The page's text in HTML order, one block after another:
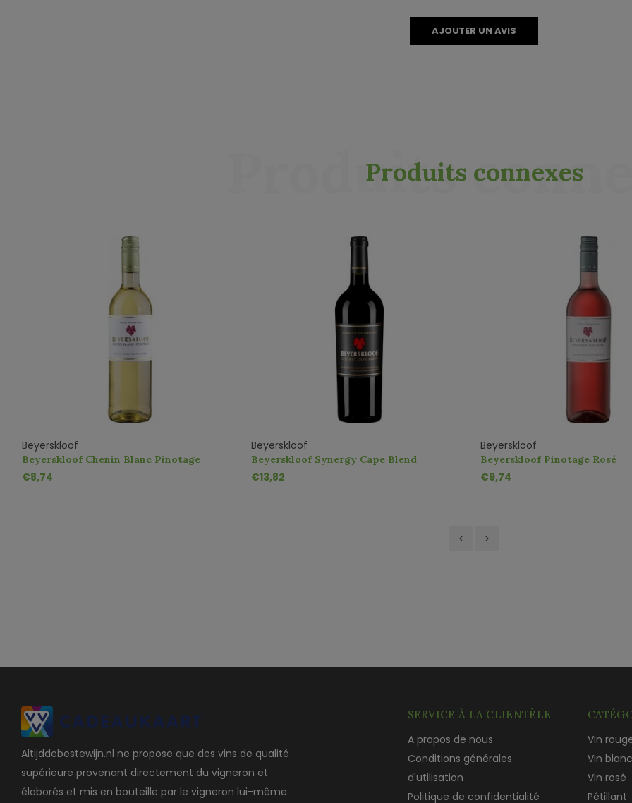
AJOUTER UN AVIS
Produits connexes
Produits
Beyerskloof
Beyerskloof Chenin Blanc Pinotage
€8,74
Beyerskloof
Beyerskloof Synergy Cape Blend
€13,82
Beyerskloof
Beyerskloof Pinotage Rosé
€9,74
Altijddebestewijn.nl ne propose que des vins de qualité
supérieure provenant directement du vigneron et
élaborés et mis en bouteille par le vigneron lui-même.
SERVICE À LA CLIENTÈLE
A propos de nous
Conditions générales
d'utilisation
Politique de confidentialité
Vin
Vin blanc
Vin rosé
Pétillant